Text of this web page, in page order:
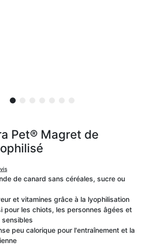
Pet® Magret de
de canard sans céréales, sucre ou
et vitamines grâce à la lyophilisation
pour les chiots, les personnes âgées et
sensibles
peu calorique pour l'entraînement et la